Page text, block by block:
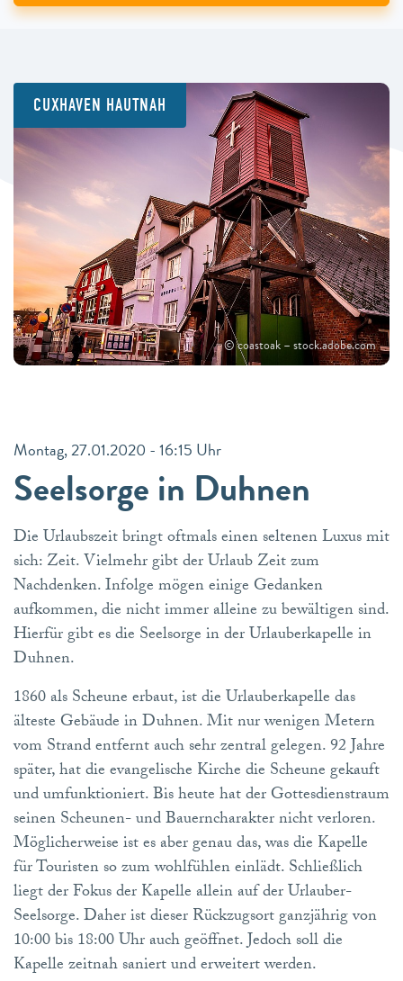
CUXHAVEN HAUTNAH
© coastoak – stock.adobe.com
Montag, 27.01.2020 - 16:15 Uhr
Seelsorge in Duhnen
Die Urlaubszeit bringt oftmals einen seltenen Luxus mit
sich: Zeit. Vielmehr gibt der Urlaub Zeit zum
Nachdenken. Infolge mögen einige Gedanken
aufkommen, die nicht immer alleine zu bewältigen sind.
Hierfür gibt es die Seelsorge in der Urlauberkapelle in
Duhnen.
1860 als Scheune erbaut, ist die Urlauberkapelle das
älteste Gebäude in Duhnen. Mit nur wenigen Metern
vom Strand entfernt auch sehr zentral gelegen. 92 Jahre
später, hat die evangelische Kirche die Scheune gekauft
und umfunktioniert. Bis heute hat der Gottesdienstraum
seinen Scheunen- und Bauerncharakter nicht verloren.
Möglicherweise ist es aber genau das, was die Kapelle
für Touristen so zum wohlfühlen einlädt. Schließlich
liegt der Fokus der Kapelle allein auf der Urlauber-
Seelsorge. Daher ist dieser Rückzugsort ganzjährig von
10:00 bis 18:00 Uhr auch geöffnet. Jedoch soll die
Kapelle zeitnah saniert und erweitert werden.